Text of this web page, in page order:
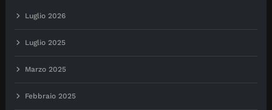
Luglio 2026
Luglio 2025
Marzo 2025
Febbraio 2025